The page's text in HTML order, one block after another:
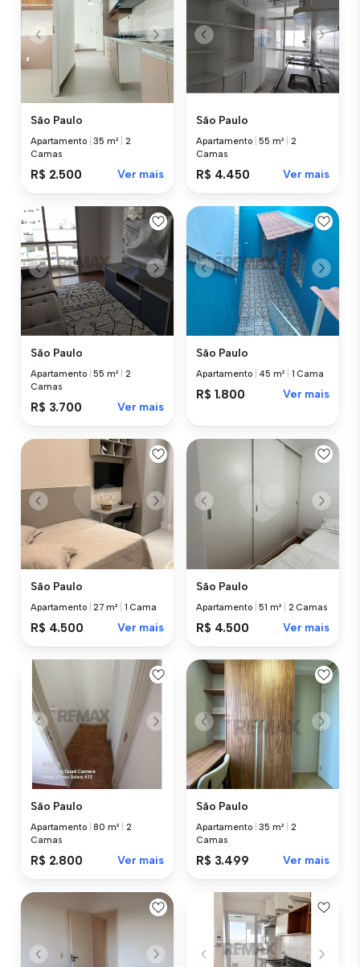
São Paulo
Apartamento |35 m²
2
Camas
R$ 2.500 Ver mais
São Paulo
Apartamento |55 m²
2
Camas
R$ 4.450 Ver mais
São Paulo
Apartamento |55 m²
2
Camas
R$ 3.700 Ver mais
São Paulo
Apartamento 45 m² 1 Cama
R$ 1.800 Ver mais
São Paulo
Apartamento |27 m² 1 Cama
R$ 4.500 Ver mais
São Paulo
Apartamento |51 m² 2 Camas
R$ 4.500 Ver mais
São Paulo
Apartamento |80 m²
2
Camas
R$ 2.800 Ver mais
São Paulo
Apartamento |35 m²
2
Camas
R$ 3.499 Ver mais